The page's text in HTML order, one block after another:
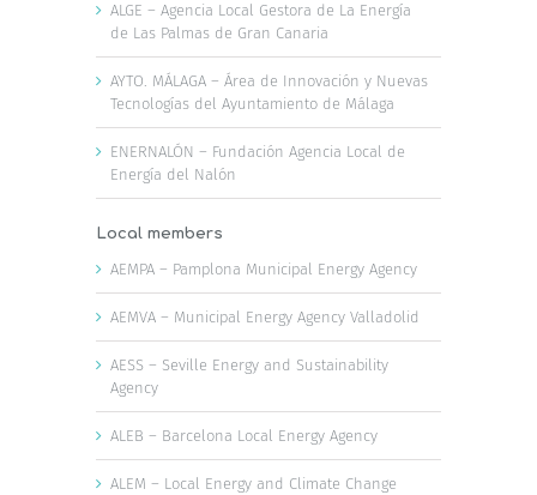
ALGE – Agencia Local Gestora de La Energía
de Las Palmas de Gran Canaria
AYTO. MÁLAGA – Área de Innovación y Nuevas
Tecnologías del Ayuntamiento de Málaga
ENERNALÓN – Fundación Agencia Local de
Energía del Nalón
Local members
AEMPA – Pamplona Municipal Energy Agency
AEMVA – Municipal Energy Agency Valladolid
AESS – Seville Energy and Sustainability
Agency
ALEB – Barcelona Local Energy Agency
ALEM – Local Energy and Climate Change